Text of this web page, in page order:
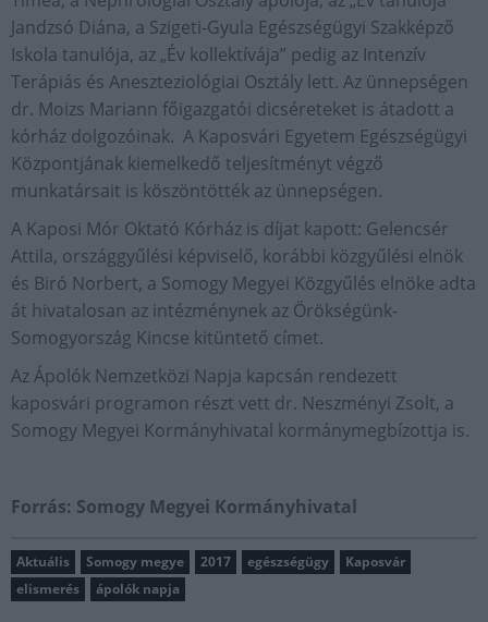
Jandzsó Diána, a Szigeti-Gyula Egészségügyi Szakképző
Iskola tanulója, az „Év kollektívája” pedig az Intenzív
Terápiás és Aneszteziológiai Osztály lett. Az ünnepségen
dr. Moizs Mariann főigazgatói dicséreteket is átadott a
kórház dolgozóinak. A Kaposvári Egyetem Egészségügyi
Központjának kiemelkedő teljesítményt végző
munkatársait is köszöntötték az ünnepségen.
A Kaposi Mór Oktató Kórház is díjat kapott: Gelencsér
Attila, országgyűlési képviselő, korábbi közgyűlési elnök
és Biró Norbert, a Somogy Megyei Közgyűlés elnöke adta
át hivatalosan az intézménynek az Örökségünk-
Somogyország Kincse kitüntető címet.
Az Ápolók Nemzetközi Napja kapcsán rendezett
kaposvári programon részt vett dr. Neszményi Zsolt, a
Somogy Megyei Kormányhivatal kormánymegbízottja is.
Forrás: Somogy Megyei Kormányhivatal
Aktuális Somogy megye 2017 egészségügy
Kaposvár
elismerés
ápolók napja